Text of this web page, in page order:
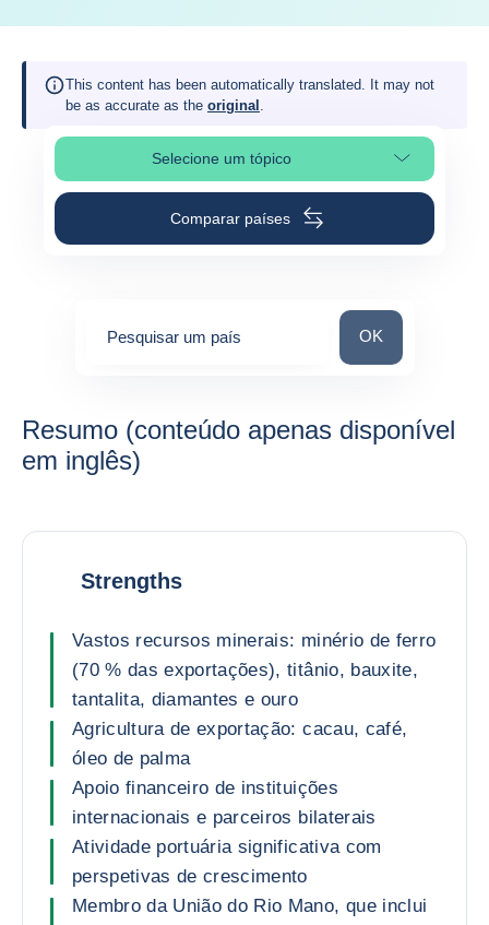
This content has been automatically translated. It may not
be as accurate as the original .
Selecione um tópicoSelecionar a secção da página
Comparar países
Pesquisar um país Pesquisar um
OK
Resumo (conteúdo apenas disponível
em inglês)
Strengths
Vastos recursos minerais: minério de ferro
(70 % das exportações), titânio, bauxite,
tantalita, diamantes e ouro
Agricultura de exportação: cacau, café,
óleo de palma
Apoio financeiro de instituições
internacionais e parceiros bilaterais
Atividade portuária significativa com
perspetivas de crescimento
Membro da União do Rio Mano, que inclui